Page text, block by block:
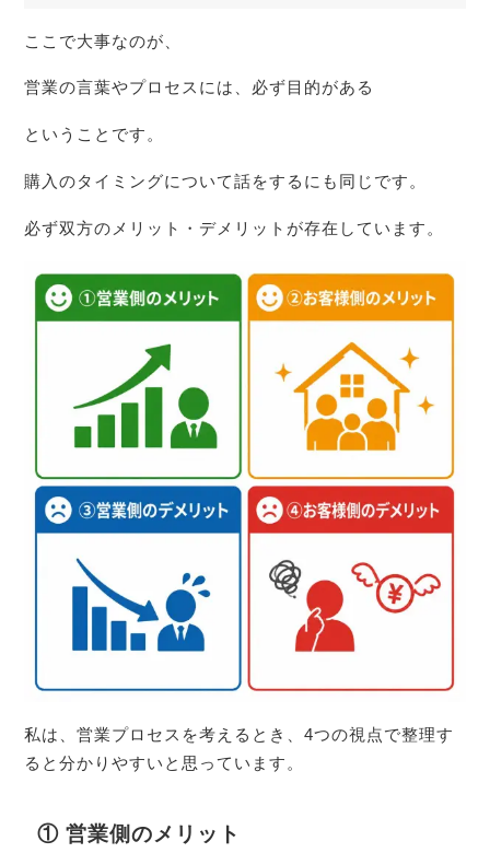
ここで大事なのが、
営業の言葉やプロセスには、必ず目的がある
ということです。
購入のタイミングについて話をするにも同じです。
必ず双方のメリット・デメリットが存在しています。
私は、営業プロセスを考えるとき、4つの視点で整理す
ると分かりやすいと思っています。
① 営業側のメリット